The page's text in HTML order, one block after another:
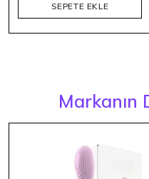
SEPETE EKLE
Markanın